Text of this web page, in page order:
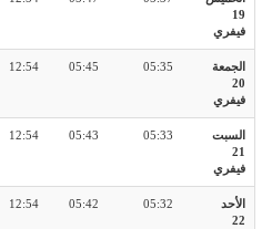
19
فيفري
الجمعة
20
فيفري
05:35
05:45
12:54
السبت
21
فيفري
05:33
05:43
12:54
الأحد
22
05:32
05:42
12:54